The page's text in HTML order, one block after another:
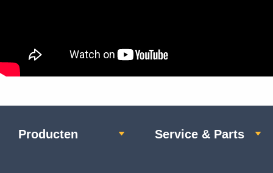
Producten Service & Parts